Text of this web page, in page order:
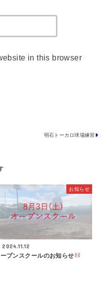
in this browser
明石トーカロ球場練習
お知らせ
2024.11.12
プンスクールのお知らせ